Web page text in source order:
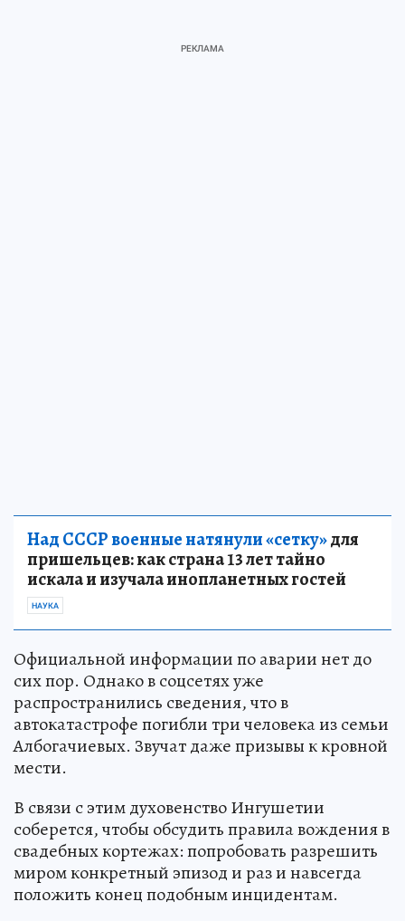
Над СССР военные натянули «сетку»для
пришельцев: как страна 13 лет тайно
искала и изучала инопланетных гостей
НАУКА
Официальной информации по аварии нет до
сих пор. Однако в соцсетях уже
распространились сведения, что в
автокатастрофе погибли три человека из семьи
Албогачиевых. Звучат даже призывы к кровной
мести.
В связи с этим духовенство Ингушетии
соберется, чтобы обсудить правила вождения в
свадебных кортежах: попробовать разрешить
миром конкретный эпизод и раз и навсегда
положить конец подобным инцидентам.